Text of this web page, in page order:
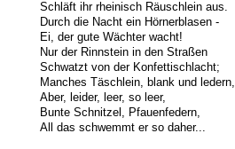
Schläft ihr rheinisch Räuschlein aus.
Durch die Nacht ein Hörnerblasen -
Ei, der gute Wächter wacht!
Nur der Rinnstein in den Straßen
Schwatzt von der Konfettischlacht;
Manches Täschlein, blank und ledern,
Aber, leider, leer, so leer,
Bunte Schnitzel, Pfauenfedern,
All das schwemmt er so daher...